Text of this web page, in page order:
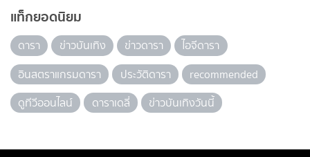
แท็กยอดนิยม
ดารา ข่าวบันเทิง ข่าวดารา
ไอจีดารา
อินสตราแกรมดารา
ประวัติดารา
recommended
ดูทีวีออนไลน์
ดาราเดลี่ ข่าวบันเทิงวันนี้